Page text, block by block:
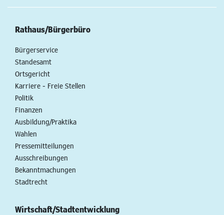
Rathaus/Bürgerbüro
Bürgerservice
Standesamt
Ortsgericht
Karriere - Freie Stellen
Politik
Finanzen
Ausbildung/Praktika
Wahlen
Pressemitteilungen
Ausschreibungen
Bekanntmachungen
Stadtrecht
Wirtschaft/Stadtentwicklung